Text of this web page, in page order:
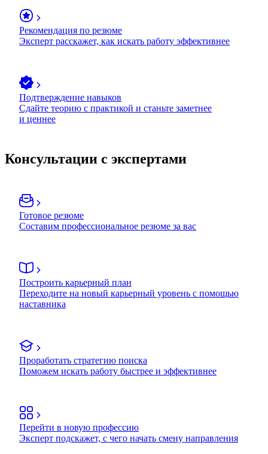
Рекомендация по резюме
Эксперт расскажет, как искать работу эффективнее
Подтверждение навыков
Сдайте теорию с практикой и станьте заметнее
и ценнее
Консультации с экспертами
Готовое резюме
Составим профессиональное резюме за вас
Построить карьерный план
Переходите на новый карьерный уровень с помощью
наставника
Проработать стратегию поиска
Поможем искать работу быстрее и эффективнее
Перейти в новую профессию
Эксперт подскажет, с чего начать смену направления